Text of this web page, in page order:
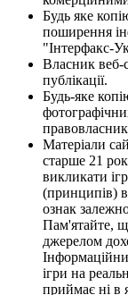
Будь яке
поширення
"Інтерфакс-
Власник веб-
публікації.
Будь-яке
Матеріали
старше 21
викликати
(принципів)
ознак
Пам'ятайте,
джерелом
ігри на
приймає ні в